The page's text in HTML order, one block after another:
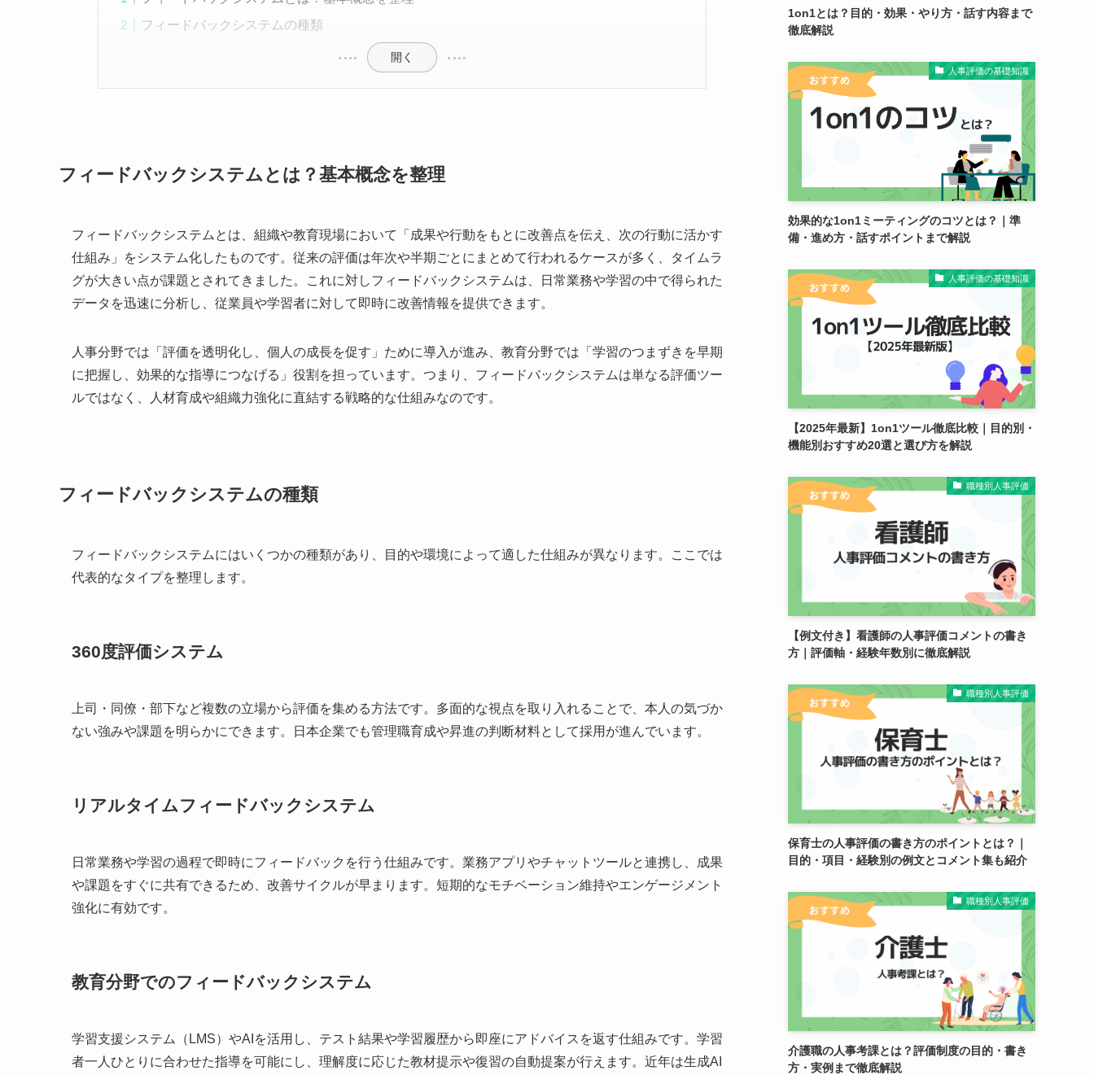
フィードバックシステムの種類
開く
フィードバックシステムとは？基本概念を整理
フィードバックシステムとは、組織や教育現場において「成果や行動をもとに改善点を伝え、次の行動に活かす
仕組み」をシステム化したものです。従来の評価は年次や半期ごとにまとめて行われるケースが多く、タイムラ
グが大きい点が課題とされてきました。これに対しフィードバックシステムは、日常業務や学習の中で得られた
データを迅速に分析し、従業員や学習者に対して即時に改善情報を提供できます。
人事分野では「評価を透明化し、個人の成長を促す」ために導入が進み、教育分野では「学習のつまずきを早期
に把握し、効果的な指導につなげる」役割を担っています。つまり、フィードバックシステムは単なる評価ツー
ルではなく、人材育成や組織力強化に直結する戦略的な仕組みなのです。
フィードバックシステムの種類
フィードバックシステムにはいくつかの種類があり、目的や環境によって適した仕組みが異なります。ここでは
代表的なタイプを整理します。
360度評価システム
上司・同僚・部下など複数の立場から評価を集める方法です。多面的な視点を取り入れることで、本人の気づか
ない強みや課題を明らかにできます。日本企業でも管理職育成や昇進の判断材料として採用が進んでいます。
リアルタイムフィードバックシステム
日常業務や学習の過程で即時にフィードバックを行う仕組みです。業務アプリやチャットツールと連携し、成果
や課題をすぐに共有できるため、改善サイクルが早まります。短期的なモチベーション維持やエンゲージメント
強化に有効です。
教育分野でのフィードバックシステム
学習支援システム（LMS）やAIを活用し、テスト結果や学習履歴から即座にアドバイスを返す仕組みです。学習
者一人ひとりに合わせた指導を可能にし、理解度に応じた教材提示や復習の自動提案が行えます。近年は生成AI
1on1とは？目的・効果・やり方・話す内容まで
徹底解説
人事評価の基礎知識
効果的な1on1ミーティングのコツとは？｜準
備・進め方・話すポイントまで解説
人事評価の基礎知識
【2025年最新】1on1ツール徹底比較｜目的別・
機能別おすすめ20選と選び方を解説
職種別人事評価
【例文付き】看護師の人事評価コメントの書き
方｜評価軸・経験年数別に徹底解説
職種別人事評価
保育士の人事評価の書き方のポイントとは？｜
目的・項目・経験別の例文とコメント集も紹介
職種別人事評価
介護職の人事考課とは？評価制度の目的・書き
方・実例まで徹底解説